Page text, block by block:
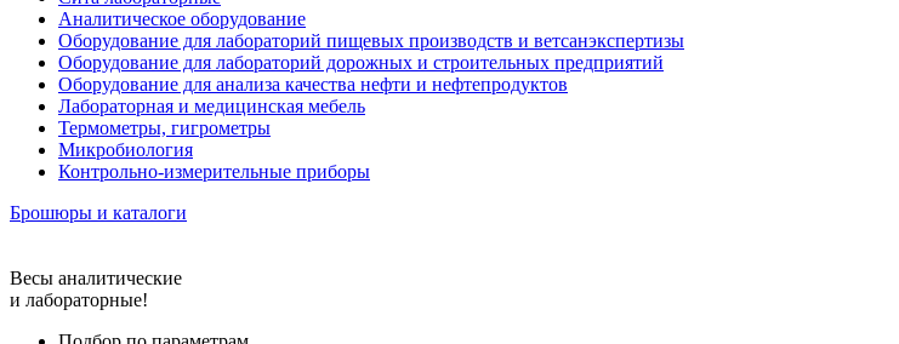
Аналитическое оборудование
Оборудование для лабораторий пищевых производств и ветсанэкспертизы
Оборудование для лабораторий дорожных и строительных предприятий
Оборудование для анализа качества нефти и нефтепродуктов
Лабораторная и медицинская мебель
Термометры, гигрометры
Микробиология
Контрольно-измерительные приборы
Брошюры и каталоги
Весы аналитические
и лабораторные!